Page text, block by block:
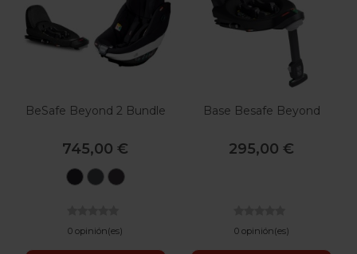
BeSafe Beyond 2 Bundle
745,00 €
BlackAnthracite
Dark
0 opinión(es)
Base Besafe Beyond
295,00 €
0 opinión(es)